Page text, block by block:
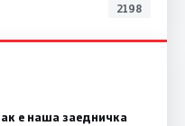
2198
е наша заедничка